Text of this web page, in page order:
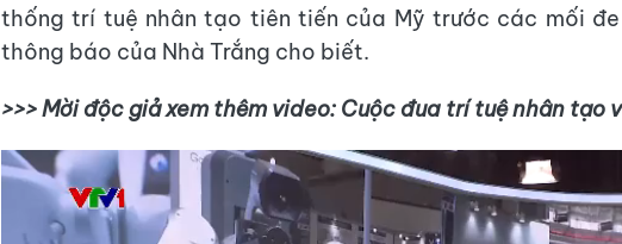
thống trí tuệ nhân tạo tiên tiến của Mỹ trước các mối
thông báo của Nhà Trắng cho biết.
>>> Mời độc giả xem thêm video: Cuộc đua trí tuệ nhân tạo